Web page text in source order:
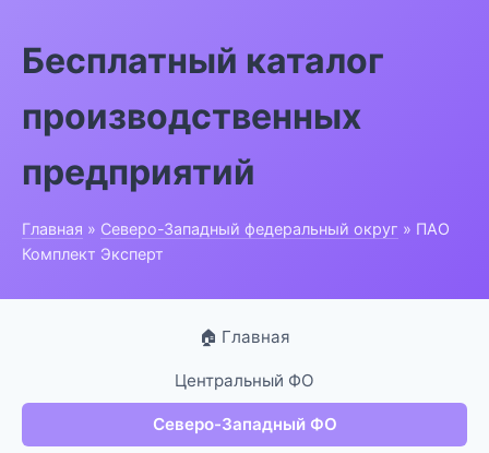
Бесплатный каталог
производственных
предприятий
Главная » Северо-Западный федеральный округ » ПАО
Комплект Эксперт
🏠 Главная
Центральный ФО
Северо-Западный ФО